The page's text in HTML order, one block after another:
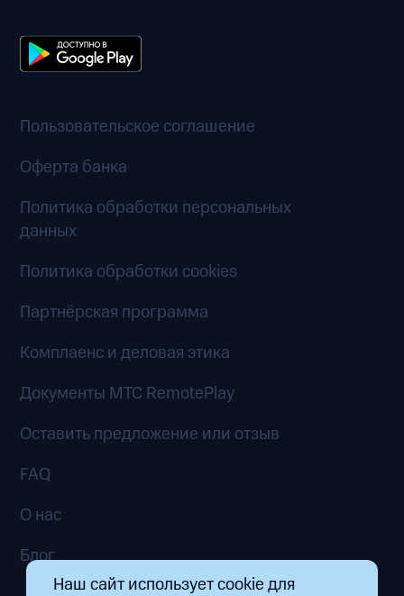
Пользовательское соглашение
Оферта банка
Политика обработки персональных
данных
Политика обработки cookies
Партнёрская программа
Комплаенс и деловая этика
Документы MTC RemotePlay
Оставить предложение или отзыв
FAQ
О нас
Блог
Наш сайт использует cookie для